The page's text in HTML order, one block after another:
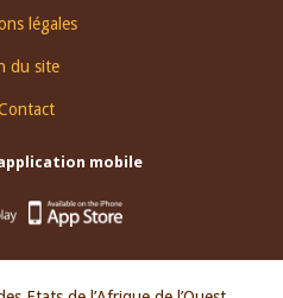
légales
du site
mobile